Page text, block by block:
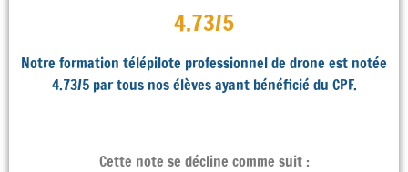
4.73/5
Notre formation télépilote professionnel de drone est notée
4.73/5 par tous nos élèves ayant bénéficié du CPF.
Cette note se décline comme suit :